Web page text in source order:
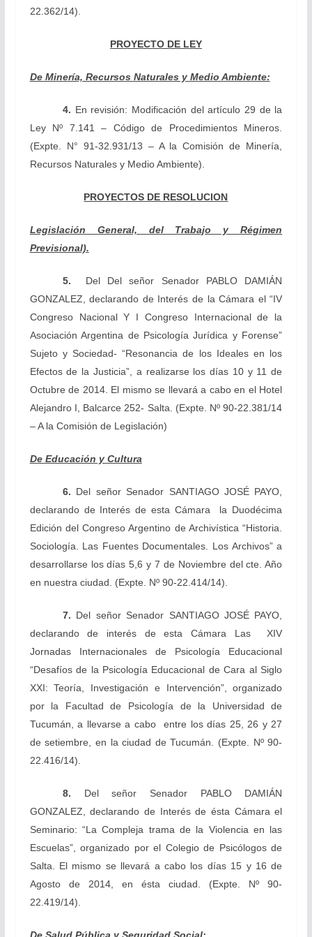
22.362/14).
PROYECTO DE LEY
De Minería, Recursos Naturales y Medio Ambiente:
4. En revisión: Modificación del artículo 29 de la
Ley Nº 7.141 – Código de Procedimientos Mineros.
(Expte. N° 91-32.931/13 – A la Comisión de Minería,
Recursos Naturales y Medio Ambiente).
PROYECTOS DE RESOLUCION
Legislación General, del Trabajo y Régimen
Previsional).
5. Del Del señor SenadorPABLO DAMIÁN
GONZALEZ, declarando de Interés de la Cámara el “IV
Congreso Nacional Y I Congreso Internacional de la
Asociación Argentina de Psicología Jurídica y Forense”
Sujeto y Sociedad- “Resonancia de los Ideales en los
Efectos de la Justicia”, a realizarse los días 10 y 11 de
Octubre de 2014. El mismo se llevará a cabo en el Hotel
Alejandro I, Balcarce 252- Salta. (Expte. Nº 90-22.381/14
– A la Comisión de Legislación)
De Educación y Cultura
6. Del señor Senador SANTIAGO JOSÉ PAYO,
declarando de Interés de esta Cámara la Duodécima
Edición del Congreso Argentino de Archivística “Historia.
Sociología. Las Fuentes Documentales. Los Archivos” a
desarrollarse los días 5,6 y 7 de Noviembre del cte. Año
en nuestra ciudad. (Expte. Nº 90-22.414/14).
7. Del señor Senador SANTIAGO JOSÉ PAYO,
declarando de interés de esta Cámara Las XIV
Jornadas Internacionales de Psicología Educacional
“Desafíos de la Psicología Educacional de Cara al Siglo
XXI: Teoría, Investigación e Intervención”, organizado
por la Facultad de Psicología de la Universidad de
Tucumán, a llevarse a cabo entre los días 25, 26 y 27
de setiembre, en la ciudad de Tucumán. (Expte. Nº 90-
22.416/14).
8. Del señor SenadorPABLO DAMIÁN
GONZALEZ, declarando de Interés de ésta Cámara el
Seminario: “La Compleja trama de la Violencia en las
Escuelas”, organizado por el Colegio de Psicólogos de
Salta. El mismo se llevará a cabo los días 15 y 16 de
Agosto de 2014, en ésta ciudad. (Expte. Nº 90-
22.419/14).